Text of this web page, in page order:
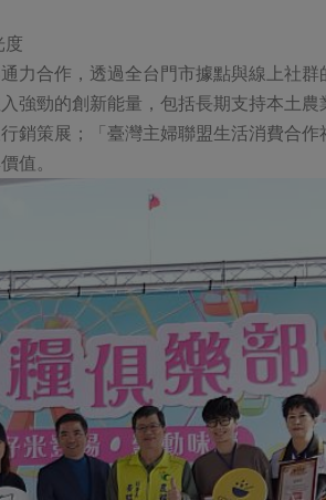
度
力合作，透過全台門市據點與線上社
強勁的創新能量，包括長期支持本土
銷策展；「臺灣主婦聯盟生活消費合
值。